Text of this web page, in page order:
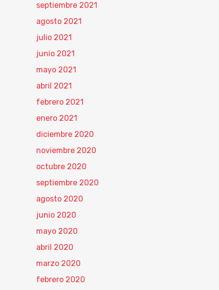
septiembre 2021
agosto 2021
julio 2021
junio 2021
mayo 2021
abril 2021
febrero 2021
enero 2021
diciembre 2020
noviembre 2020
octubre 2020
septiembre 2020
agosto 2020
junio 2020
mayo 2020
abril 2020
marzo 2020
febrero 2020